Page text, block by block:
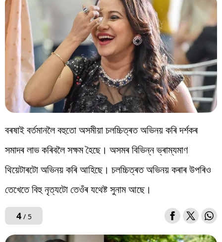
বৰষাই বৰ্তমানলৈ বহুতো অসমীয়া চলচ্চিত্ৰত অভিনয় কৰি দৰ্শকৰ
সমাদৰ লাভ কৰিবলৈ সক্ষম হৈছে। অসমৰ বিভিন্ন ভ্ৰাম্যমাণ
থিয়েটাৰটো অভিনয় কৰি আহিছে। চলচ্চিত্ৰত অভিনয় কৰাৰ উপৰিও
তেখেতে বিহু নৃত্যটো তেওঁৰ যথেষ্ট সুনাম আছে।
4/ 5